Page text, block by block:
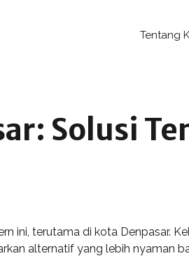
Tentang
Solusi
ini, terutama di kota Denpasar.
alternatif yang lebih nyaman